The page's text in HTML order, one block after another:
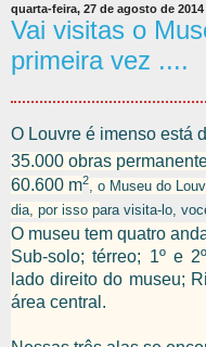
quarta-feira, 27 de agosto de 2014
Vai visitas o
primeira vez ....
O Louvre é imenso está d
35.000 obras
60.600 m2
, o Museu do
dia, por isso para visita-lo,
O museu tem quatro
Sub-solo; térreo; 1º e
lado direito do museu;
área central.